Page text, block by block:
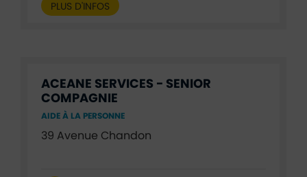
PLUS D'INFOS
ACEANE SERVICES - SENIOR
COMPAGNIE
AIDE À LA PERSONNE
39 Avenue Chandon